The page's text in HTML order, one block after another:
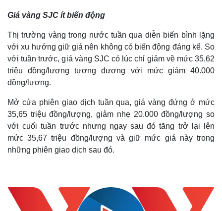
Giá vàng SJC ít biến động
Thị trường vàng trong nước tuần qua diễn biến bình lặng
với xu hướng giữ giá nên không có biến động đáng kể. So
với tuần trước, giá vàng SJC có lúc chỉ giảm về mức 35,62
triệu đồng/lượng tương đương với mức giảm 40.000
đồng/lượng.
Mở cửa phiên giao dịch tuần qua, giá vàng đứng ở mức
35,65 triệu đồng/lượng, giảm nhẹ 20.000 đồng/lượng so
với cuối tuần trước nhưng ngay sau đó tăng trở lại lên
mức 35,67 triệu đồng/lượng và giữ mức giá này trong
những phiên giao dịch sau đó.